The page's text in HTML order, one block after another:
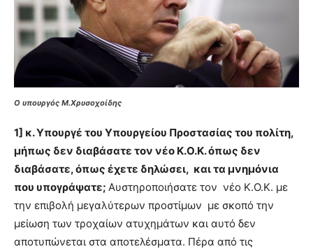
Ο υπουργός Μ.Χρυσοχοίδης
1] κ. Υπουργέ του Υπουργείoυ Προστασίας του πολίτη,
μήπως δεν διαβάσατε τον νέο Κ.Ο.Κ. όπως δεν
διαβάσατε, όπως έχετε δηλώσει, και τα μνημόνια
που υπογράψατε; Aυστηροποιήσατε τον νέο Κ.Ο.Κ. με
την επιβολή μεγαλύτερων προστίμων με σκοπό την
μείωση των τροχαίων ατυχημάτων και αυτό δεν
αποτυπώνεται στα αποτελέσματα. Πέρα από τις